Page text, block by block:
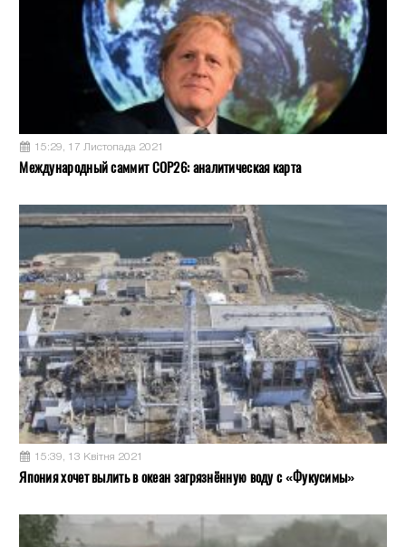
15:29, 17 Листопада 2021
Международный саммит COP26: аналитическая карта
15:39, 13 Квітня 2021
Япония хочет вылить в океан загрязнённую воду с «Фукусимы»